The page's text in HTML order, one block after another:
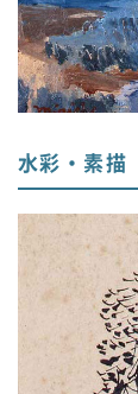
水彩・素描